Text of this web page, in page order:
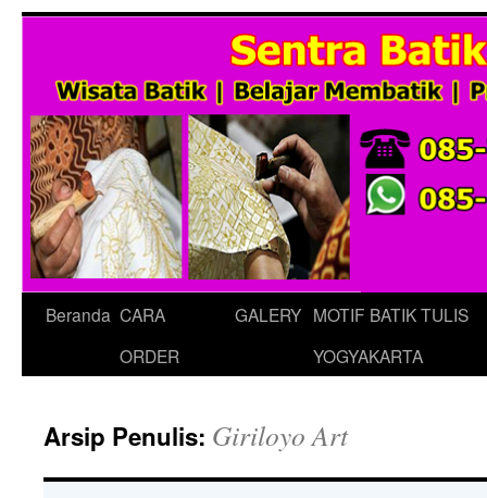
Beranda CARA
ORDER
GALERY MOTIF BATIK TULIS
YOGYAKARTA
Arsip Penulis: Giriloyo Art